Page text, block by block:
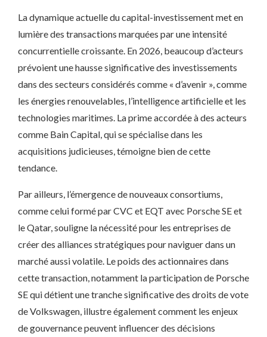
La dynamique actuelle du capital-investissement met en
lumière des transactions marquées par une intensité
concurrentielle croissante. En 2026, beaucoup d’acteurs
prévoient une hausse significative des investissements
dans des secteurs considérés comme « d’avenir », comme
les énergies renouvelables, l’intelligence artificielle et les
technologies maritimes. La prime accordée à des acteurs
comme Bain Capital, qui se spécialise dans les
acquisitions judicieuses, témoigne bien de cette
tendance.
Par ailleurs, l’émergence de nouveaux consortiums,
comme celui formé par CVC et EQT avec Porsche SE et
le Qatar, souligne la nécessité pour les entreprises de
créer des alliances stratégiques pour naviguer dans un
marché aussi volatile. Le poids des actionnaires dans
cette transaction, notamment la participation de Porsche
SE qui détient une tranche significative des droits de vote
de Volkswagen, illustre également comment les enjeux
de gouvernance peuvent influencer des décisions